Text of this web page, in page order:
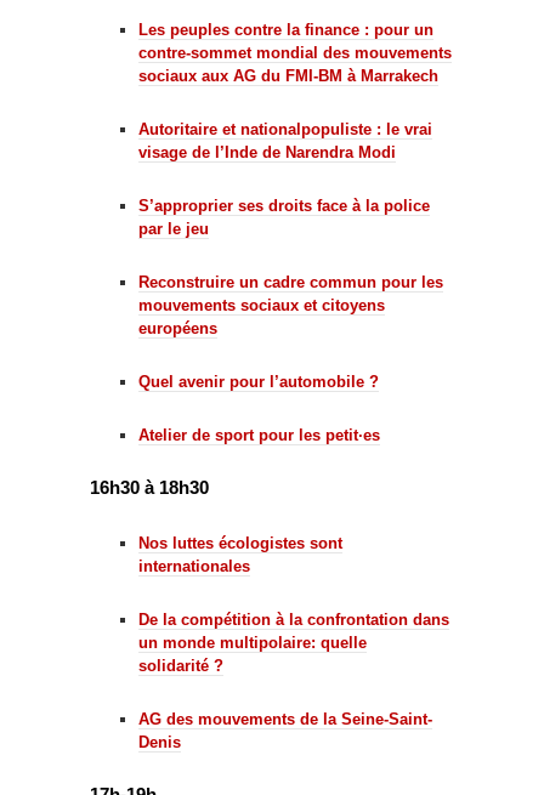
Les peuples contre la finance : pour un
contre-sommet mondial des mouvements
sociaux aux AG du FMI-BM à Marrakech
Autoritaire et nationalpopuliste : le vrai
visage de l’Inde de Narendra Modi
S’approprier ses droits face à la police
par le jeu
Reconstruire un cadre commun pour les
mouvements sociaux et citoyens
européens
Quel avenir pour l’automobile ?
Atelier de sport pour les petit·es
16h30 à 18h30
Nos luttes écologistes sont
internationales
De la compétition à la confrontation dans
un monde multipolaire: quelle
solidarité ?
AG des mouvements de la Seine-Saint-
Denis